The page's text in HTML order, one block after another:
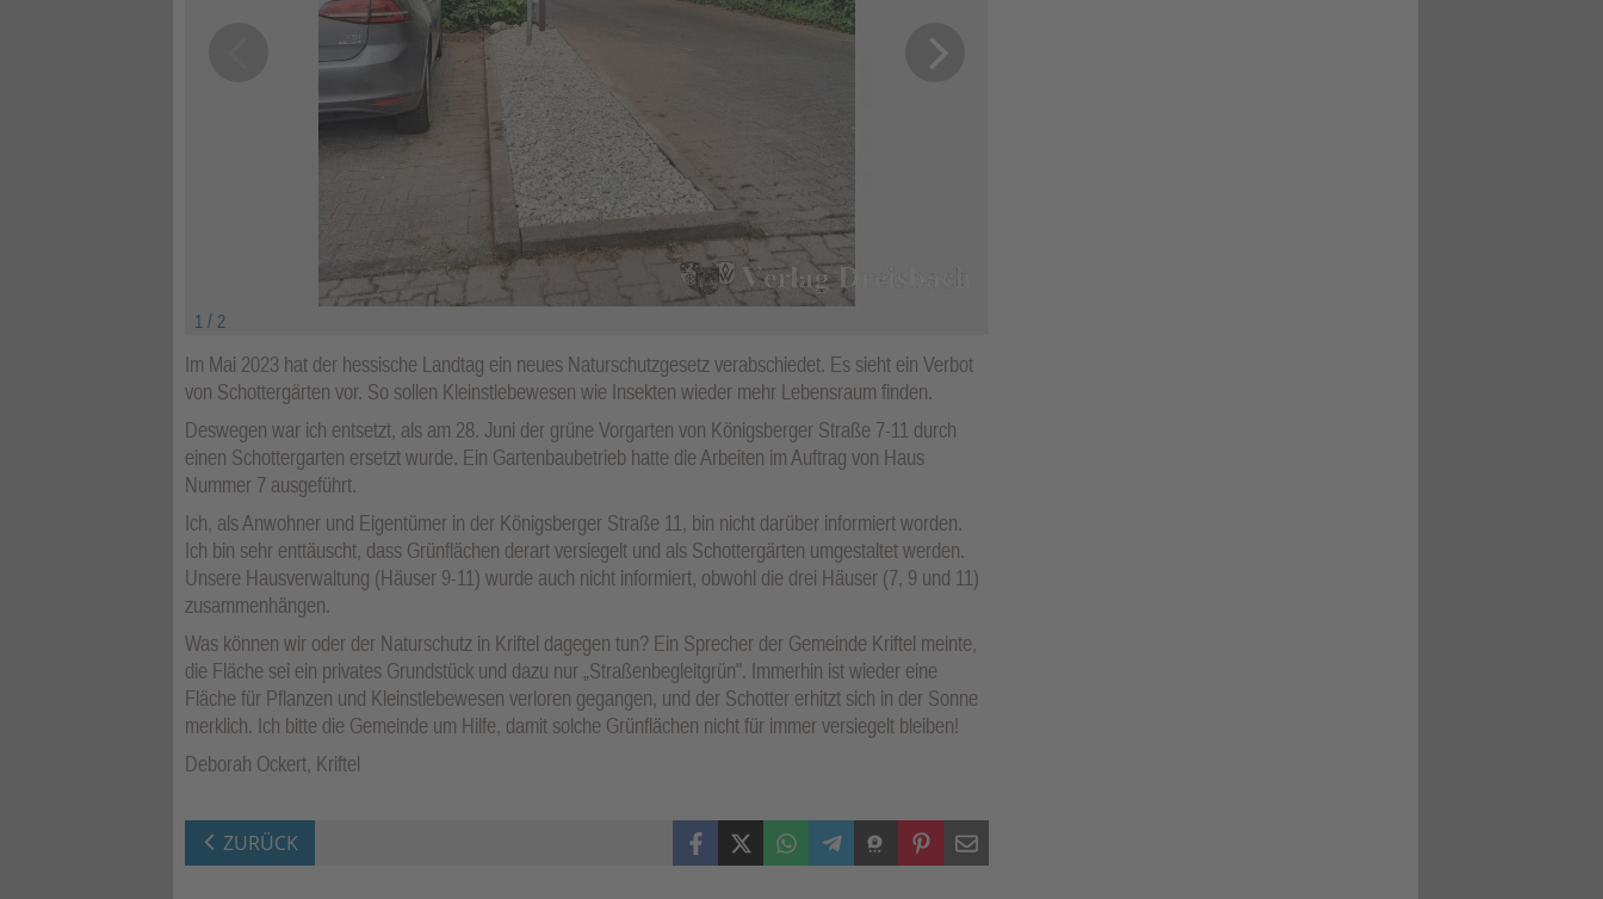
1 / 2
Im Mai 2023 hat der hessische Landtag ein neues Naturschutzgesetz verabschiedet. Es sieht ein Verbot
von Schottergärten vor. So sollen Kleinstlebewesen wie Insekten wieder mehr Lebensraum finden.
Deswegen war ich entsetzt, als am 28. Juni der grüne Vorgarten von Königsberger Straße 7-11 durch
einen Schottergarten ersetzt wurde. Ein Gartenbaubetrieb hatte die Arbeiten im Auftrag von Haus
Nummer 7 ausgeführt.
Ich, als Anwohner und Eigentümer in der Königsberger Straße 11, bin nicht darüber informiert worden.
Ich bin sehr enttäuscht, dass Grünflächen derart versiegelt und als Schottergärten umgestaltet werden.
Unsere Hausverwaltung (Häuser 9-11) wurde auch nicht informiert, obwohl die drei Häuser (7, 9 und 11)
zusammenhängen.
Was können wir oder der Naturschutz in Kriftel dagegen tun? Ein Sprecher der Gemeinde Kriftel meinte,
die Fläche sei ein privates Grundstück und dazu nur „Straßenbegleitgrün". Immerhin ist wieder eine
Fläche für Pflanzen und Kleinstlebewesen verloren gegangen, und der Schotter erhitzt sich in der Sonne
merklich. Ich bitte die Gemeinde um Hilfe, damit solche Grünflächen nicht für immer versiegelt bleiben!
Deborah Ockert, Kriftel
ZURÜCK FacebookX (Twitter)WhatsAppTelegramThreemaPinterestMail